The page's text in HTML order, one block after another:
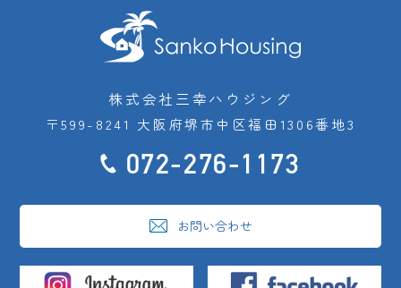
株式会社三幸ハウジング
〒599-8241 大阪府堺市中区福田1306番地3
072-276-1173
お問い合わせ